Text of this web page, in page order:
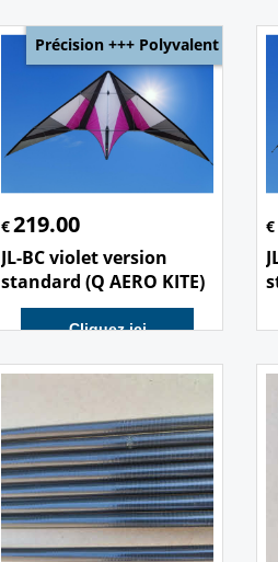
Précision +++ Polyvalent
€219.00
JL-BC violet version
standard (Q AERO KITE)
Cliquez ici
€